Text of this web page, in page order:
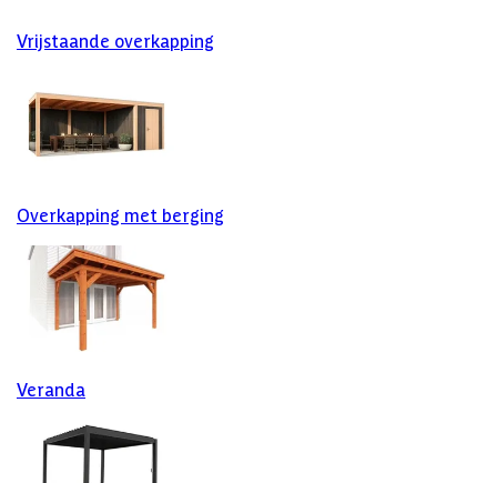
je. Bekijk hieronder ons ruime assortiment overkappingen
Vrijstaande overkapping
Overkapping met berging
Veranda